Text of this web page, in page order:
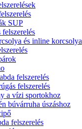
SUP
felszerelés
és inline korcsolya
felszerelés
felszerelés
a vízi sportokhoz
búvárruha úszáshoz
felszerelés